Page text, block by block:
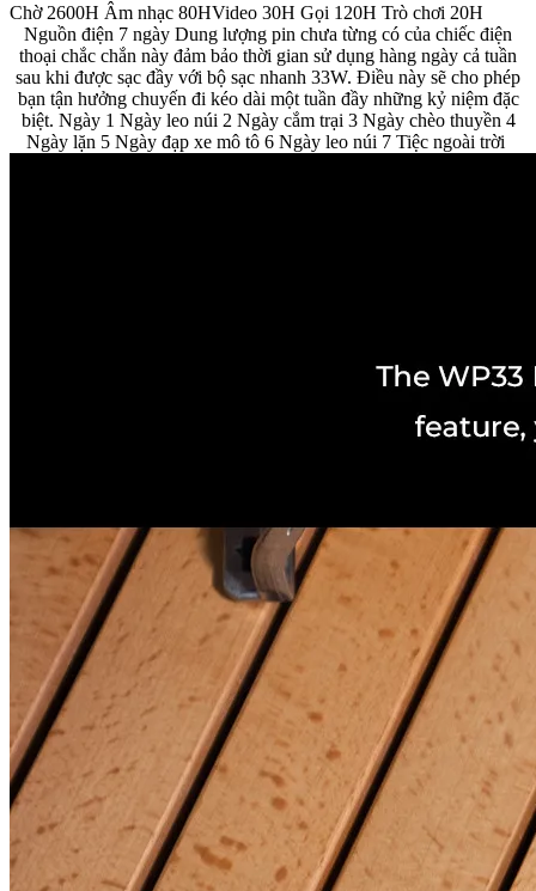
Chờ 2600H Âm nhạc 80HVideo 30H Gọi 120H Trò chơi 20H
Nguồn điện 7 ngày Dung lượng pin chưa từng có của chiếc điện
thoại chắc chắn này đảm bảo thời gian sử dụng hàng ngày cả tuần
sau khi được sạc đầy với bộ sạc nhanh 33W. Điều này sẽ cho phép
bạn tận hưởng chuyến đi kéo dài một tuần đầy những kỷ niệm đặc
biệt. Ngày 1 Ngày leo núi 2 Ngày cắm trại 3 Ngày chèo thuyền 4
Ngày lặn 5 Ngày đạp xe mô tô 6 Ngày leo núi 7 Tiệc ngoài trời